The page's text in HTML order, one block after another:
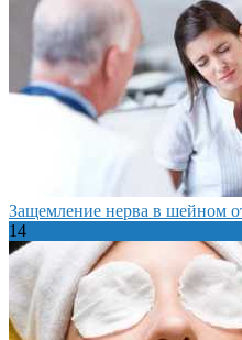
Защемление нерва в шейном
14